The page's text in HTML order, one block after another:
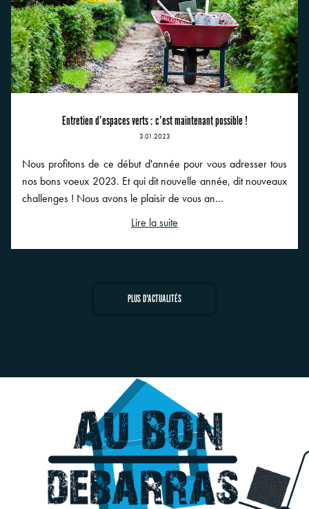
Entretien d’espaces verts : c’est maintenant possible !
3.01.2023
Nous profitons de ce début d'année pour vous adresser tous
nos bons voeux 2023. Et qui dit nouvelle année, dit nouveaux
challenges ! Nous avons le plaisir de vous an...
Lire la suite
PLUS D'ACTUALITÉS